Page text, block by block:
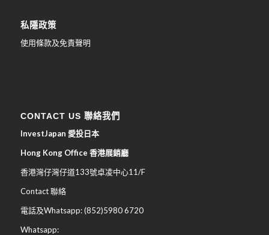
私隱政策
使用條款及免責聲明
CONTACT US 聯絡我們
InvestJapan 愛投日本
Hong Kong Office 香港展銷廳
香港灣仔灣仔道133號卓凌中心11/F
Contact 聯絡
電話及Whatsapp: (852)5980 6720
Whatsapp: